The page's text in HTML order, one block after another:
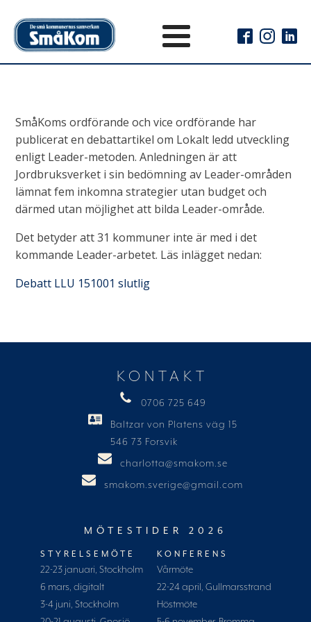
SmåKoms ordförande och vice ordförande har
publicerat en debattartikel om Lokalt ledd utveckling
enligt Leader-metoden. Anledningen är att
Jordbruksverket i sin bedömning av Leader-områden
lämnat fem inkomna strategier utan budget och
därmed utan möjlighet att bilda Leader-område.
Det betyder att 31 kommuner inte är med i det
kommande Leader-arbetet. Läs inlägget nedan:
Debatt LLU 151001 slutlig
KONTAKT
0706 725 649
Baltzar von Platens väg 15
546 73 Forsvik
charlotta@smakom.se
smakom.sverige@gmail.com
MÖTESTIDER 2026
STYRELSEMÖTE
22-23 januari, Stockholm
6 mars, digitalt
3-4 juni, Stockholm
KONFERENS
Vårmöte
22-24 april, Gullmarsstrand
Höstmöte